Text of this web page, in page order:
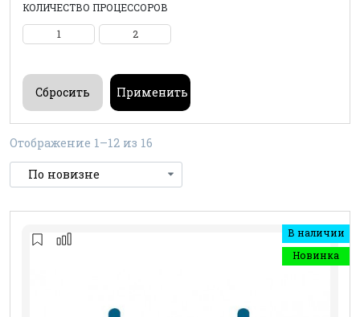
КОЛИЧЕСТВО ПРОЦЕССОРОВ
1 2
Отображение 1–12 из 16
В наличии
Новинка